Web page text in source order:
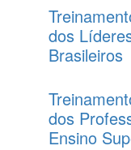
dos
Brasileiros
dos
Ensino